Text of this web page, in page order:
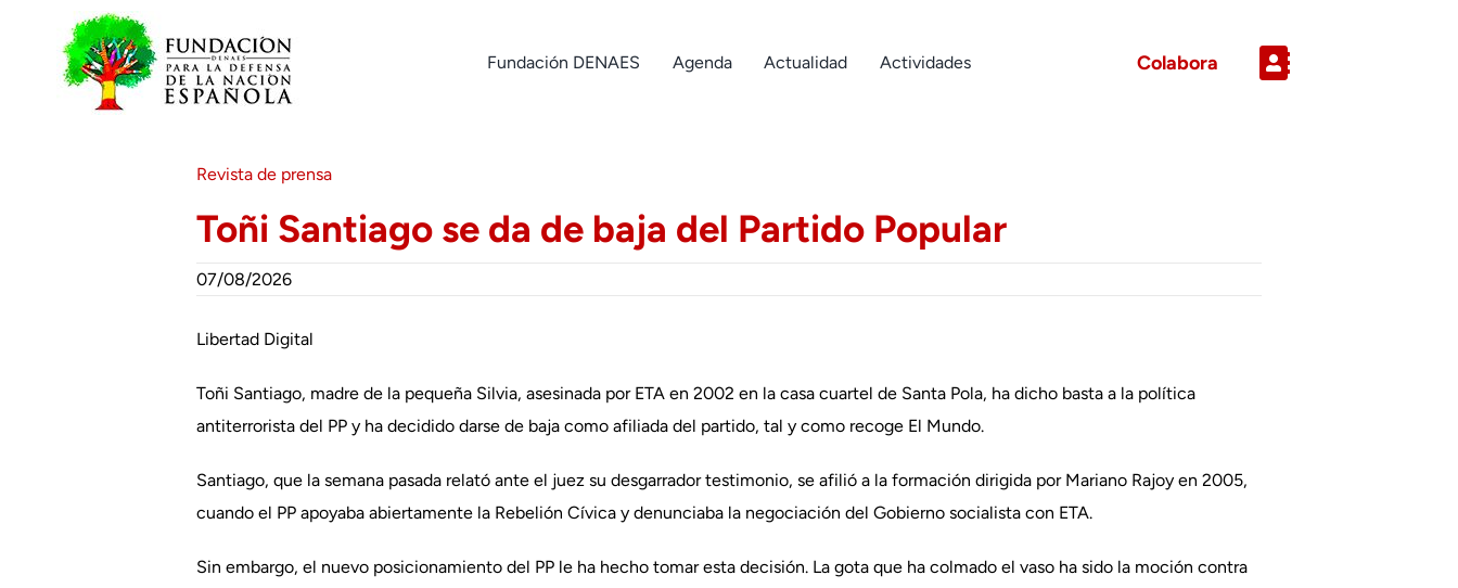
contenido
Fundación DENAES Agenda Actualidad Actividades Colabora
Revista de prensa
Toñi Santiago se da de baja del Partido Popular
07/08/2026
Libertad Digital
Toñi Santiago, madre de la pequeña Silvia, asesinada por ETA en 2002 en la casa cuartel de Santa Pola, ha dicho basta a la política
antiterrorista del PP y ha decidido darse de baja como afiliada del partido, tal y como recoge El Mundo.
Santiago, que la semana pasada relató ante el juez su desgarrador testimonio, se afilió a la formación dirigida por Mariano Rajoy en 2005,
cuando el PP apoyaba abiertamente la Rebelión Cívica y denunciaba la negociación del Gobierno socialista con ETA.
Sin embargo, el nuevo posicionamiento del PP le ha hecho tomar esta decisión. La gota que ha colmado el vaso ha sido la moción contra